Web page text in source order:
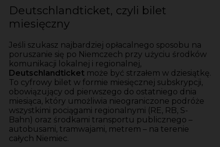
Deutschlandticket, czyli bilet
miesięczny
Jeśli szukasz najbardziej opłacalnego sposobu na
poruszanie się po Niemczech przy użyciu środków
komunikacji lokalnej i regionalnej,
Deutschlandticket może być strzałem w dziesiątkę.
To cyfrowy bilet w formie miesięcznej subskrypcji,
obowiązujący od pierwszego do ostatniego dnia
miesiąca, który umożliwia nieograniczone podróże
wszystkimi pociągami regionalnymi (RE, RB, S-
Bahn) oraz środkami transportu publicznego –
autobusami, tramwajami, metrem – na terenie
całych Niemiec.